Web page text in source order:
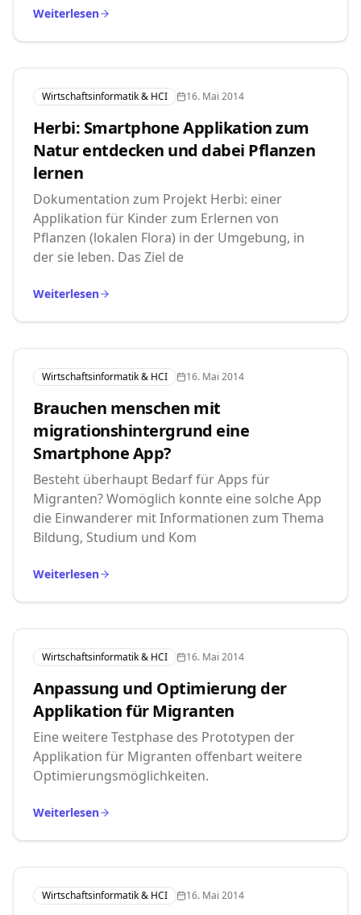
Weiterlesen
Wirtschaftsinformatik & HCI 16. Mai 2014
Herbi: Smartphone Applikation zum
Natur entdecken und dabei Pflanzen
lernen
Dokumentation zum Projekt Herbi: einer
Applikation für Kinder zum Erlernen von
Pflanzen (lokalen Flora) in der Umgebung, in
der sie leben. Das Ziel de
Weiterlesen
Wirtschaftsinformatik & HCI 16. Mai 2014
Brauchen menschen mit
migrationshintergrund eine
Smartphone App?
Besteht überhaupt Bedarf für Apps für
Migranten? Womöglich konnte eine solche App
die Einwanderer mit Informationen zum Thema
Bildung, Studium und Kom
Weiterlesen
Wirtschaftsinformatik & HCI 16. Mai 2014
Anpassung und Optimierung der
Applikation für Migranten
Eine weitere Testphase des Prototypen der
Applikation für Migranten offenbart weitere
Optimierungsmöglichkeiten.
Weiterlesen
Wirtschaftsinformatik & HCI 16. Mai 2014